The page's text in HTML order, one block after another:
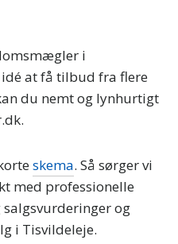
i
at få tilbud fra flere
du nemt og lynhurtigt
skema. Så sørger vi
med professionelle
og
i Tisvildeleje.